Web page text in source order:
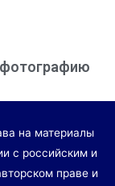
на материалы
с российским и
праве и